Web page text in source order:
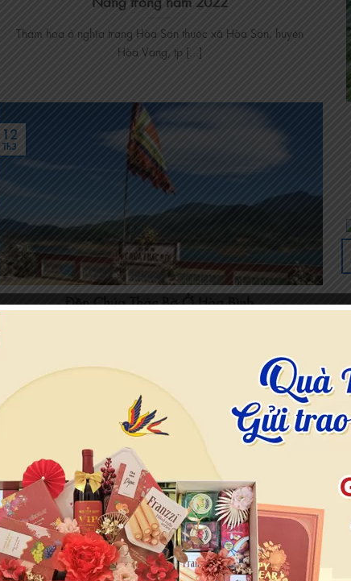
Thảm họa ở nghĩa trang Hòa Sơn thuộc xã Hòa Sơn, huyện
Hòa Vang, tp [...]
Đền Chúa Thác Bờ Ở Hòa Bình
12
Th3